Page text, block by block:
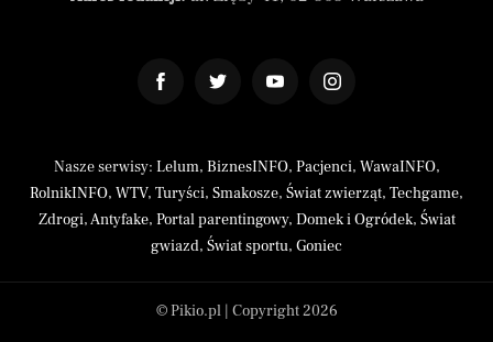
Nasze serwisy: Lelum, BiznesINFO, Pacjenci, WawaINFO,
RolnikINFO, WTV, Turyści, Smakosze, Świat zwierząt, Techgame,
Zdrogi,Antyfake, Portal parentingowy, Domek i Ogródek, Świat
gwiazd, Świat sportu, Goniec
© Pikio.pl | Copyright 2026